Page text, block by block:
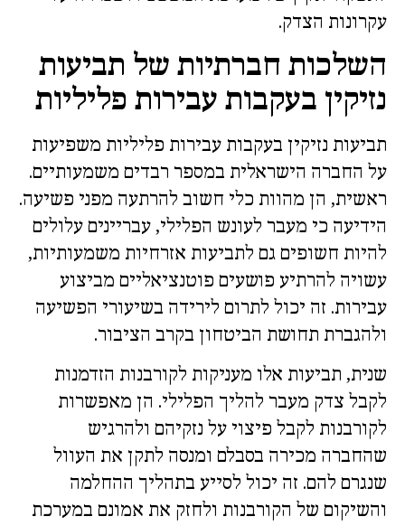
עקרונות הצדק.
השלכות חברתיות של תביעות
נזיקין בעקבות עבירות פליליות
תביעות נזיקין בעקבות עבירות פליליות משפיעות
על החברה הישראלית במספר רבדים משמעותיים.
ראשית, הן מהוות כלי חשוב להרתעה מפני פשיעה.
הידיעה כי מעבר לעונש הפלילי, עבריינים עלולים
להיות חשופים גם לתביעות אזרחיות משמעותיות,
עשויה להרתיע פושעים פוטנציאליים מביצוע
עבירות. זה יכול לתרום לירידה בשיעורי הפשיעה
ולהגברת תחושת הביטחון בקרב הציבור.
שנית, תביעות אלו מעניקות לקורבנות הזדמנות
לקבל צדק מעבר להליך הפלילי. הן מאפשרות
לקורבנות לקבל פיצוי על נזקיהם ולהרגיש
שהחברה מכירה בסבלם ומנסה לתקן את העוול
שנגרם להם. זה יכול לסייע בתהליך ההחלמה
והשיקום של הקורבנות ולחזק את אמונם במערכת